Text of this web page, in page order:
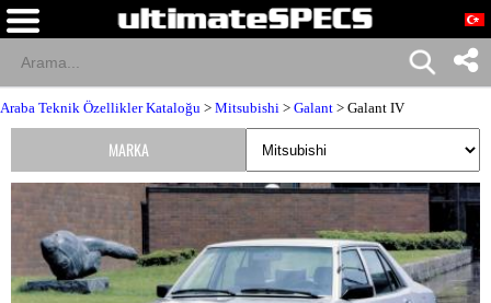
Araba Teknik Özellikler Kataloğu > Mitsubishi > Galant > Galant IV
MARKA